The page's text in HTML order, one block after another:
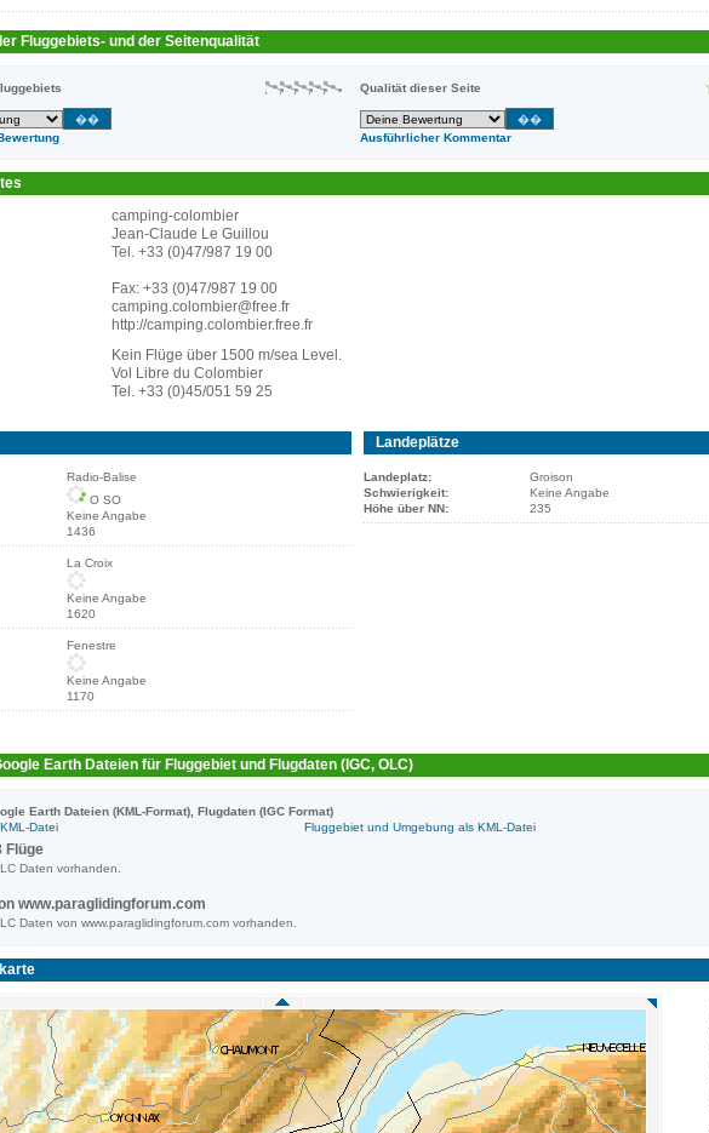
Fluggebiets- und der Seitenqualität
Qualität dieser Seite
Ausführlicher Kommentar
camping-colombier
Jean-Claude Le Guillou
Tel. +33 (0)47/987 19 00
Fax: +33 (0)47/987 19 00
camping.colombier@free.fr
http://camping.colombier.free.fr
Kein Flüge über 1500 m/sea Level.
Vol Libre du Colombier
Tel. +33 (0)45/051 59 25
Radio-Balise
O SO
Keine Angabe
1436
La Croix
Keine Angabe
1620
Fenestre
Keine Angabe
1170
Landeplätze
Landeplatz:
Groison
Schwierigkeit:
Keine Angabe
Höhe über NN:
235
Earth Dateien für Fluggebiet und Flugdaten (IGC, OLC)
Earth Dateien (KML-Format), Flugdaten (IGC Format)
Datei
Fluggebiet und Umgebung als KML-Datei
Flüge
Daten vorhanden.
www.paraglidingforum.com
Daten von www.paraglidingforum.com vorhanden.